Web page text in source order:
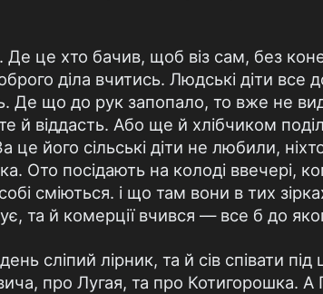
це хто бачив, щоб віз сам, без
діла вчитись. Людські діти все
Де що до рук запопало, то вже не
й віддасть. Або ще й хлібчиком
це його сільські діти не любили,
Ото посідають на колоді ввечері,
сміються. і що там вони в тих
та й комерції вчився — все б до
сліпий лірник, та й сів співати
про Лугая, та про Котигорошка. А